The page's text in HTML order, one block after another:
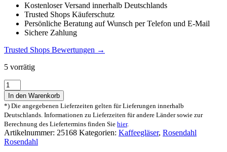
Kostenloser Versand innerhalb Deutschlands
Trusted Shops Käuferschutz
Persönliche Beratung auf Wunsch per Telefon und E-Mail
Sichere Zahlung
Trusted Shops Bewertungen →
5 vorrätig
Rosendahl
Grand
Cru
Soft
Latteglas
-
4er-
Set
In den Warenkorb
*) Die angegebenen Lieferzeiten gelten für Lieferungen innerhalb
Deutschlands. Informationen zu Lieferzeiten für andere Länder sowie zur
Berechnung des Liefertermins finden Sie hier.
Artikelnummer: 25168 Kategorien: Kaffeegläser, Rosendahl
Rosendahl